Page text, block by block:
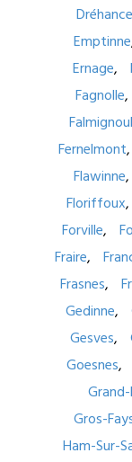
Emptinne
Ernage
Fagnolle
Falmignoul
Fernelmont
Flawinne
Floriffoux
Forville
Fraire
Frasnes
Gedinne
Gesves
Goesnes
Gros-
Ham-Sur-